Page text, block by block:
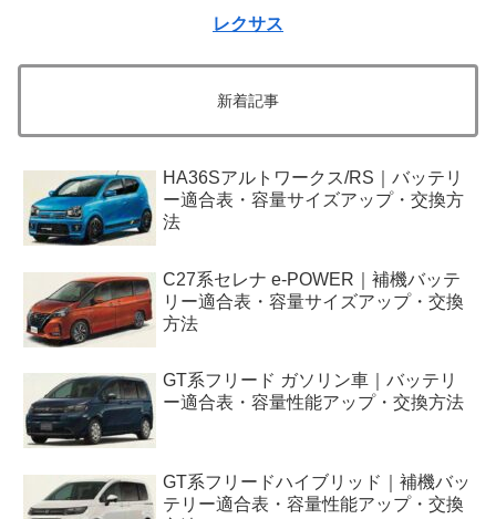
レクサス
新着記事
HA36Sアルトワークス/RS｜バッテリ
ー適合表・容量サイズアップ・交換方
法
C27系セレナ e-POWER｜補機バッテ
リー適合表・容量サイズアップ・交換
方法
GT系フリード ガソリン車｜バッテリ
ー適合表・容量性能アップ・交換方法
GT系フリードハイブリッド｜補機バッ
テリー適合表・容量性能アップ・交換